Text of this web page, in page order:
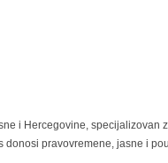
i Hercegovine, specijalizovan
pravovremene, jasne i